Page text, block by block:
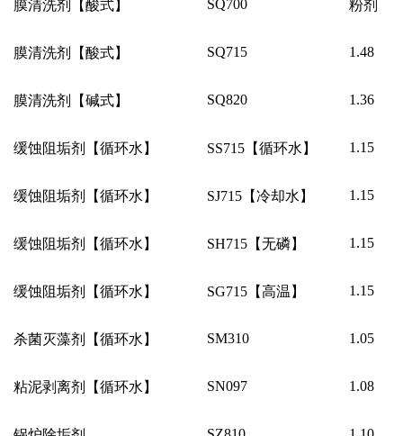
膜清洗剂【酸式】 SQ700 粉剂
膜清洗剂【酸式】 SQ715 1.48
膜清洗剂【碱式】 SQ820 1.36
缓蚀阻垢剂【循环水】 SS715 【循环水】 1.15
缓蚀阻垢剂【循环水】 SJ715 【冷却水】 1.15
缓蚀阻垢剂【循环水】 SH715 【无磷】 1.15
缓蚀阻垢剂【循环水】 SG715 【高温】 1.15
杀菌灭藻剂【循环水】 SM310 1.05
粘泥剥离剂【循环水】 SN097 1.08